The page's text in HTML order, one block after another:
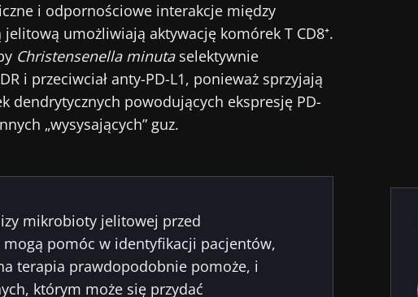
i odpornościowe interakcje między
umożliwiają aktywację komórek T CD8⁺.
Christensenella minuta selektywnie
i przeciwciał anty-PD-L1, ponieważ sprzyjają
dendrytycznych powodujących ekspresję PD-
„wysysających” guz.
mikrobioty jelitowej przed
mogą pomóc w identyfikacji pacjentów,
terapia prawdopodobnie pomoże, i
którym może się przydać